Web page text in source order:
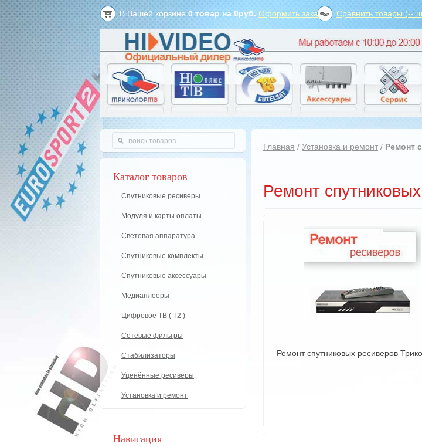
В Вашей корзине0 товар на 0руб. Оформить заказ? Сравнить товары (--
Каталог товаров
Спутниковые ресиверы
Модуля и карты оплаты
Световая аппаратура
Спутниковые комплекты
Спутниковые аксессуары
Медиаплееры
Цифровое ТВ ( Т2 )
Сетевые фильтры
Стабилизаторы
Уценённые ресиверы
Установка и ремонт
Навигация
Главная / Установка и ремонт / Ремонт
Ремонт
Ремонт спутниковых ресиверов